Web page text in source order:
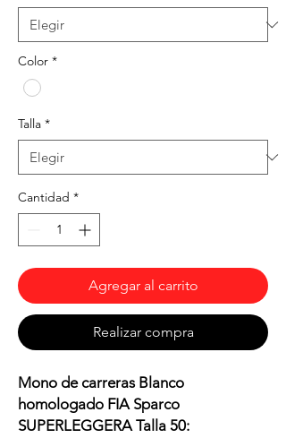
Color *
Talla *
Cantidad *
Agregar al carrito
Realizar compra
Mono de carreras Blanco
homologado FIA Sparco
SUPERLEGGERA Talla 50: